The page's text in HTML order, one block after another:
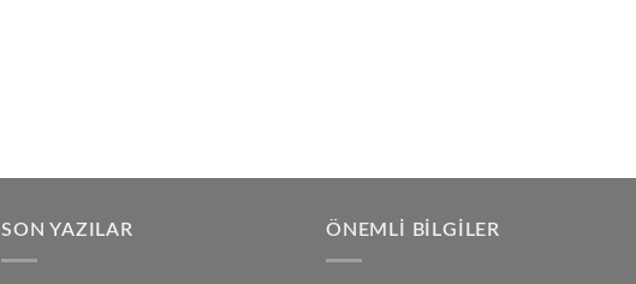
SON YAZILAR ÖNEMLI BILGILER